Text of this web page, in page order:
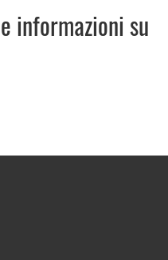
informazioni su